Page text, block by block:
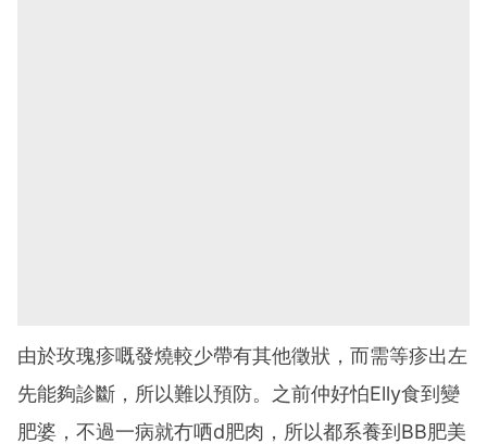
由於玫瑰疹嘅發燒較少帶有其他徵狀，而需等疹出左
先能夠診斷，所以難以預防。之前仲好怕Elly食到變
肥婆，不過一病就冇哂d肥肉，所以都系養到BB肥美